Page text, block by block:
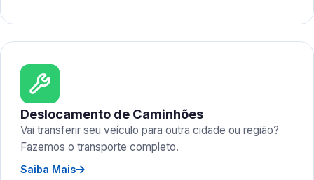
Deslocamento de Caminhões
Vai transferir seu veículo para outra cidade ou região?
Fazemos o transporte completo.
Saiba Mais